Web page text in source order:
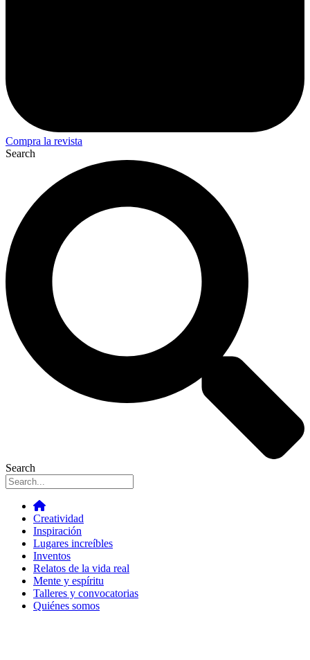
Compra la revista
Search
Search
Creatividad
Inspiración
Lugares increíbles
Inventos
Relatos de la vida real
Mente y espíritu
Talleres y convocatorias
Quiénes somos